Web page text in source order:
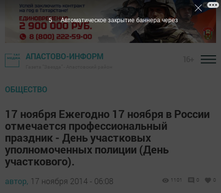
АПАСТОВО-ИНФОРМ
ОБЩЕСТВО
17 ноября Ежегодно 17 ноября в России
отмечается профессиональный
праздник - День участковых
уполномоченных полиции (День
участкового).
автор, 17 ноября 2014 - 06:08 1101 0 0
4 Автоматическое закрытие баннера через